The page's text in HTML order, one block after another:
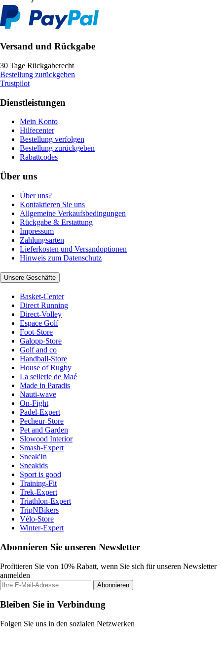
Versand und Rückgabe
30 Tage Rückgaberecht
Bestellung zurückgeben
Trustpilot
Dienstleistungen
Mein Konto
Hilfecenter
Bestellung verfolgen
Bestellung zurückgeben
Rabattcodes
Über uns
Über uns?
Kontaktieren Sie uns
Allgemeine Verkaufsbedingungen
Rückgabe & Erstattung
Impressum
Zahlungsarten
Lieferkosten und Versandoptionen
Hinweis zum Datenschutz
Unsere Geschäfte
Basket-Center
Direct Running
Direct-Volley
Espace Golf
Foot-Store
Galopp-Store
Golf and co
Handball-Store
House of Rugby
La sellerie de Maé
Made in Paradis
Nauti-wave
On-Fight
Padel-Expert
Pecheur-Store
Pet and Garden
Slowood Interior
Smash-Expert
Sneak'In
Sneakids
Sport is good
Training-Fit
Trek-Expert
Triathlon-Expert
TripNBikers
Vélo-Store
Winter-Expert
Abonnieren Sie unseren Newsletter
Profitieren Sie von 10% Rabatt, wenn Sie sich für unseren Newsletter
anmelden
Abonnieren
Bleiben Sie in Verbindung
Folgen Sie uns in den sozialen Netzwerken